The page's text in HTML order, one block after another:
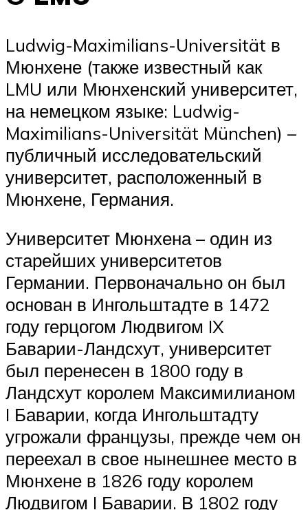
Ludwig-Maximilians-Universität в
Мюнхене (также известный как
LMU или Мюнхенский университет,
на немецком языке: Ludwig-
Maximilians-Universität München) –
публичный исследовательский
университет, расположенный в
Мюнхене, Германия.
Университет Мюнхена – один из
старейших университетов
Германии. Первоначально он был
основан в Ингольштадте в 1472
году герцогом Людвигом IX
Баварии-Ландсхут, университет
был перенесен в 1800 году в
Ландсхут королем Максимилианом
I Баварии, когда Ингольштадту
угрожали французы, прежде чем он
переехал в свое нынешнее место в
Мюнхене в 1826 году королем
Людвигом I Баварии. В 1802 году